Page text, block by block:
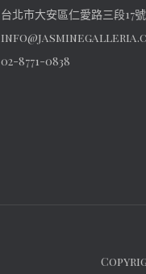
台北市大安區仁愛路三段17
02-8771-0838